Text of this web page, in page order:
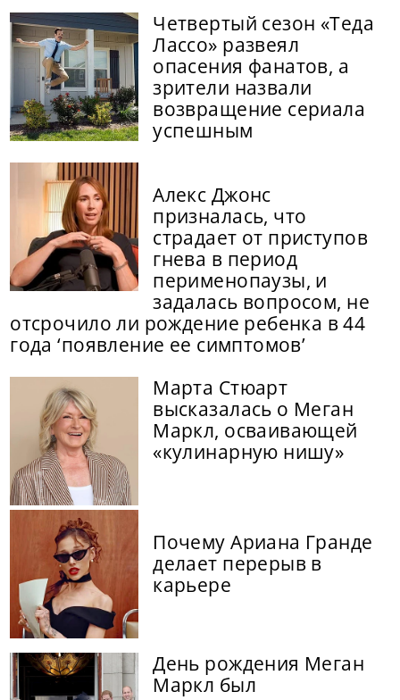
Четвертый сезон «Теда
Лассо» развеял
опасения фанатов, а
зрители назвали
возвращение сериала
успешным
Алекс Джонс
призналась, что
страдает от приступов
гнева в период
перименопаузы, и
задалась вопросом, не
отсрочило ли рождение ребенка в 44
года ‘появление ее симптомов’
Марта Стюарт
высказалась о Меган
Маркл, осваивающей
«кулинарную нишу»
Почему Ариана Гранде
делает перерыв в
карьере
День рождения Меган
Маркл был